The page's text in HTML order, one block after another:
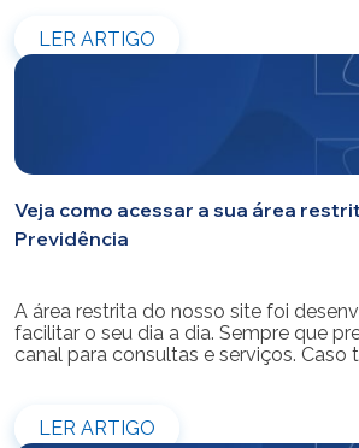
entre os dias 22/07 e 31/07.
simulações e contratações de
LER ARTIGO
Veja como acessar a sua área
Previdência
A área restrita do nosso site foi
facilitar o seu dia a dia. Sempre que
canal para consultas e serviços. Caso
LER ARTIGO